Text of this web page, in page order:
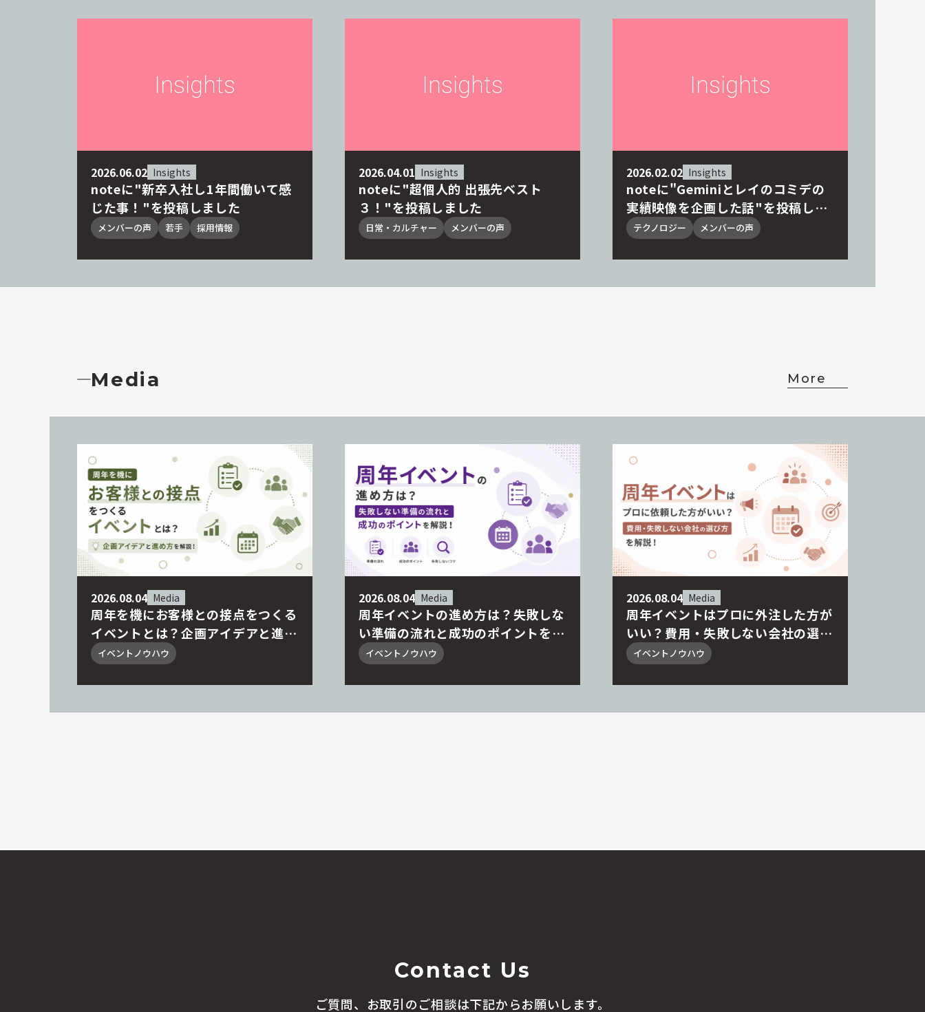
2026.06.02 Insights
noteに"新卒入社し1年間働いて感
じた事！"を投稿しました
メンバーの声 若手 採用情報
2026.04.01 Insights
noteに"超個人的 出張先ベスト
３！"を投稿しました
日常・カルチャー メンバーの声
2026.02.02 Insights
noteに"Geminiとレイのコミデの
実績映像を企画した話"を投稿しま
した
テクノロジー メンバーの声
Media More
2026.08.04 Media
周年を機にお客様との接点をつくる
イベントとは？企画アイデアと進め
方を解説！
イベントノウハウ
2026.08.04 Media
周年イベントの進め方は？失敗しな
い準備の流れと成功のポイントを解
説！
イベントノウハウ
2026.08.04 Media
周年イベントはプロに外注した方が
いい？費用・失敗しない会社の選び
方を解説！
イベントノウハウ
Contact Us
ご質問、お取引のご相談は下記からお願いします。